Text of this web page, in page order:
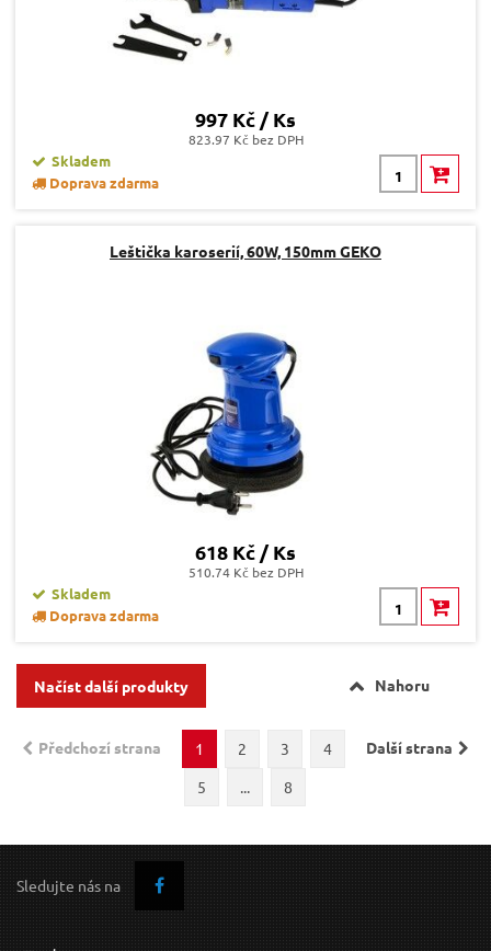
997 Kč / Ks
823.97 Kč bez DPH
Skladem
Doprava zdarma
Leštička karoserií, 60W, 150mm GEKO
618 Kč / Ks
510.74 Kč bez DPH
Skladem
Doprava zdarma
Načíst další produkty Nahoru
Předchozí strana Další strana
1 2 3
4
5
... 8
Sledujte nás na